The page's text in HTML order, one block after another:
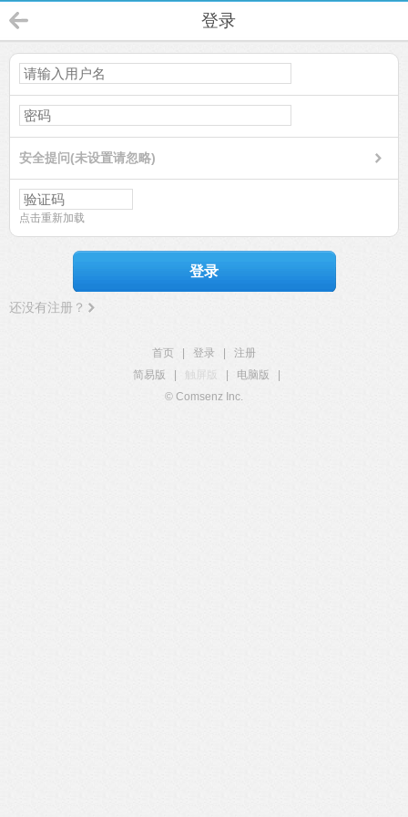
登录
安全提问(未设置请忽略)
点击重新加载
登录
还没有注册？
首页 登录
注册
简易版
触屏版 电脑版
© Comsenz Inc.